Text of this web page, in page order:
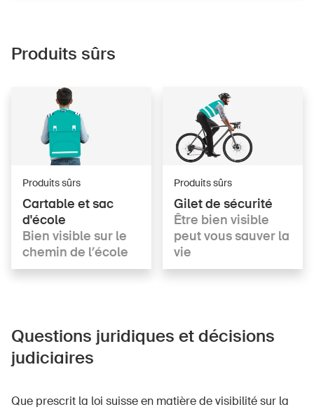
Produits sûrs
Cartable et sac
d'école
Bien visible sur le
chemin de l’école
Produits sûrs
Gilet de sécurité
Être bien visible
peut vous sauver la
vie
Produits sûrs
Questions juridiques et décisions
judiciaires
Que prescrit la loi suisse en matière de visibilité sur la